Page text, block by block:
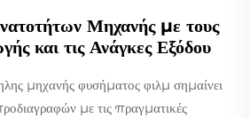
Μηχανής με τους
και τις Ανάγκες Εξόδου
μηχανής φυσήματος φιλμ σημαίνει
με τις πραγματικές